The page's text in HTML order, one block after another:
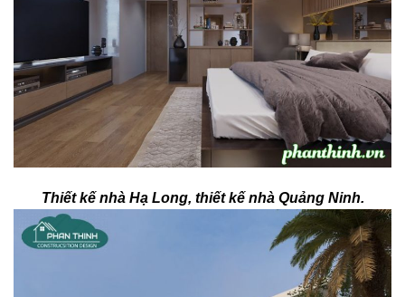
Thiết kế nhà Hạ Long, thiết kế nhà Quảng Ninh.